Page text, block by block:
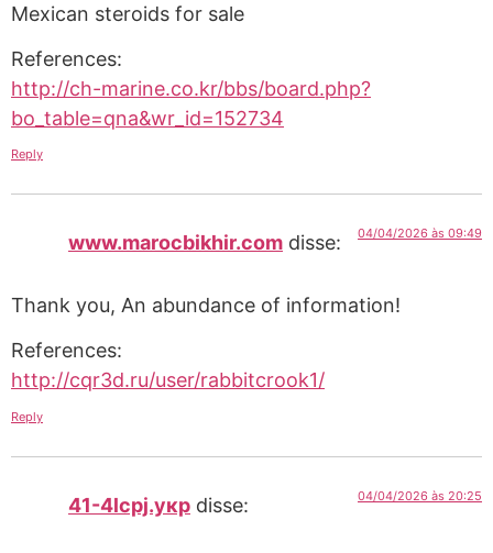
Mexican steroids for sale
References:
http://ch-marine.co.kr/bbs/board.php?
bo_table=qna&wr_id=152734
Reply
www.marocbikhir.com disse: 04/04/2026 às 09:49
Thank you, An abundance of information!
References:
http://cqr3d.ru/user/rabbitcrook1/
Reply
41-4lcpj.укр disse: 04/04/2026 às 20:25